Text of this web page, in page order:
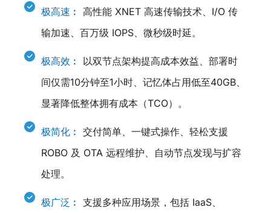
极高速︰ 高性能 XNET 高速传输技术、I/O 传
输加速、百万级 IOPS、微秒级时延。
极高效︰
以双节点架构提高成本效益、部署时
间仅需10分钟至1小时、记忆体占用低至40GB、
显著降低整体拥有成本（TCO）。
极简化︰ 交付简单、一键式操作、轻松支援
ROBO 及 OTA 远程维护、自动节点发现与扩容
处理。
极广泛︰ 支援多种应用场景，包括 IaaS、